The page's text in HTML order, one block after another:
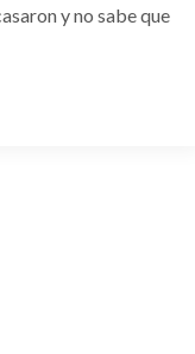
y no sabe que